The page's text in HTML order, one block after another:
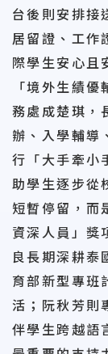
台後則安排接
居留證、工作
際學生安心且
「境外生績
務處成楚琪，
辦、入學輔導
行「大手牽小
助學生逐步從
短暫停留，而
資深人員」獎
良長期深耕泰
育部新型專班
活；阮秋芳則
伴學生跨越語